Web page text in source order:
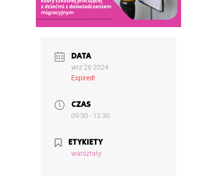
DATA
wrz 26 2024
Expired!
CZAS
09:30 - 12:30
ETYKIETY
warsztaty